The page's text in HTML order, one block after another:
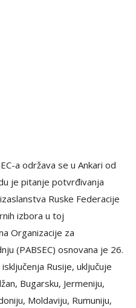
a održava se u Ankari od
je pitanje potvrđivanja
Ruske Federacije
izbora u toj
Organizacije za
(PABSEC) osnovana je 26.
Rusije, uključuje
Bugarsku, Jermeniju,
Moldaviju, Rumuniju,